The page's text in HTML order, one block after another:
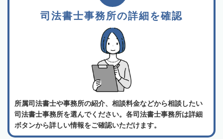
司法書士事務所の詳細を確認
所属司法書士や事務所の紹介、相談料金などから相談したい
司法書士事務所を選んでください。各司法書士事務所は詳細
ボタンから詳しい情報をご確認いただけます。